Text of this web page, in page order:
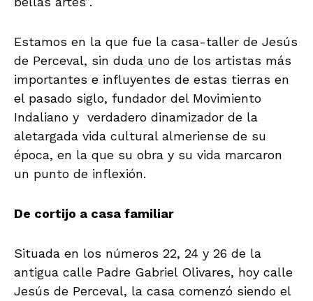
Estamos en la que fue la casa-taller de Jesús
de Perceval, sin duda uno de los artistas más
importantes e influyentes de estas tierras en
el pasado siglo, fundador del Movimiento
Indaliano y verdadero dinamizador de la
aletargada vida cultural almeriense de su
época, en la que su obra y su vida marcaron
un punto de inflexión.
De cortijo a casa familiar
Situada en los números 22, 24 y 26 de la
antigua calle Padre Gabriel Olivares, hoy calle
Jesús de Perceval, la casa comenzó siendo el